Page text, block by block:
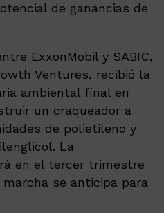
de ganancias de
ExxonMobil y SABIC,
Ventures, recibió la
ambiental final en
un craqueador a
de polietileno y
La
en el tercer trimestre
se anticipa para